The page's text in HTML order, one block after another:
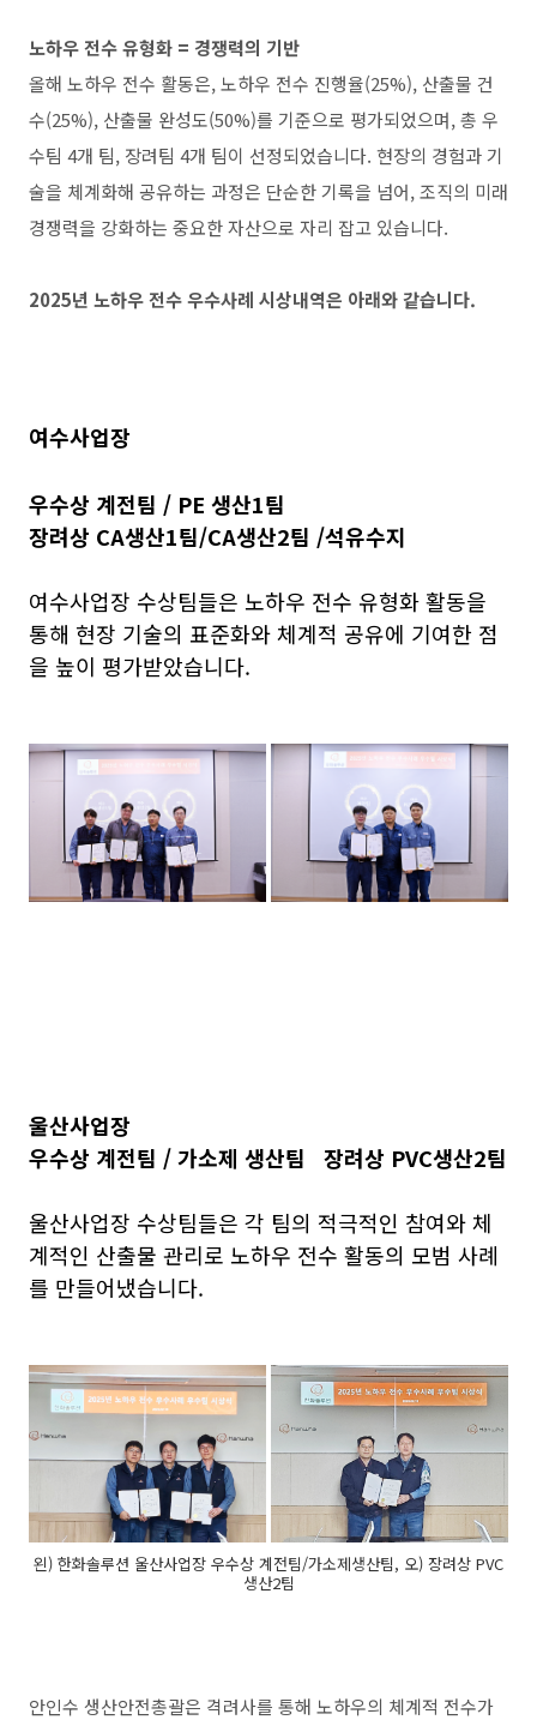
노하우 전수 유형화 = 경쟁력의 기반
올해 노하우 전수 활동은, 노하우 전수 진행율(25%), 산출물 건
수(25%), 산출물 완성도(50%)를 기준으로 평가되었으며, 총 우
수팀 4개 팀, 장려팀 4개 팀이 선정되었습니다. 현장의 경험과 기
술을 체계화해 공유하는 과정은 단순한 기록을 넘어, 조직의 미래
경쟁력을 강화하는 중요한 자산으로 자리 잡고 있습니다.
2025년 노하우 전수 우수사례 시상내역은 아래와 같습니다.
여수사업장
우수상 계전팀 / PE 생산1팀
장려상 CA생산1팀/CA생산2팀 /석유수지
여수사업장 수상팀들은 노하우 전수 유형화 활동을
통해 현장 기술의 표준화와 체계적 공유에 기여한 점
을 높이 평가받았습니다.
울산사업장
우수상 계전팀 / 가소제 생산팀 장려상 PVC생산2팀
울산사업장 수상팀들은 각 팀의 적극적인 참여와체
계적인 산출물 관리로 노하우 전수 활동의 모범 사례
를 만들어냈습니다.
왼) 한화솔루션 울산사업장 우수상 계전팀/가소제생산팀, 오) 장려상 PVC
생산2팀
안인수 생산안전총괄은 격려사를 통해 노하우의 체계적 전수가